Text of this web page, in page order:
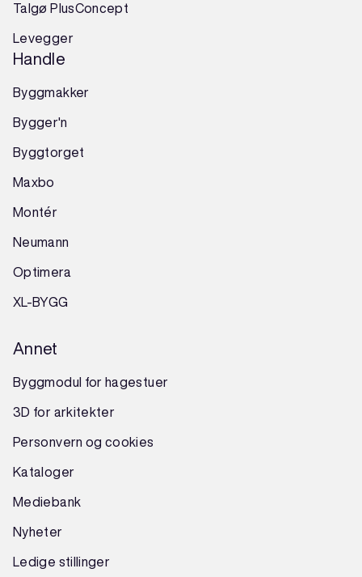
Talgø PlusConcept
Levegger
Handle
Byggmakker
Bygger'n
Byggtorget
Maxbo
Montér
Neumann
Optimera
XL-BYGG
Annet
Byggmodul for hagestuer
3D for arkitekter
Personvern og cookies
Kataloger
Mediebank
Nyheter
Ledige stillinger